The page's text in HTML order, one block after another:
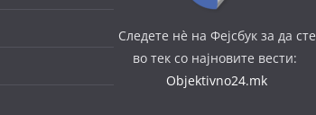
Следете нè на Фејсбук за да сте
во тек со најновите вести:
Objektivno24.mk